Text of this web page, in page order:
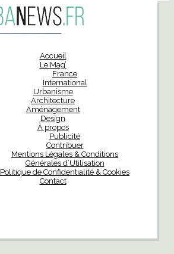
Accueil
Le Mag’
France
International
Urbanisme
Architecture
Aménagement
Design
À propos
Publicité
Contribuer
Mentions Légales & Conditions
Générales d’Utilisation
Politique de Confidentialité & Cookies
Contact